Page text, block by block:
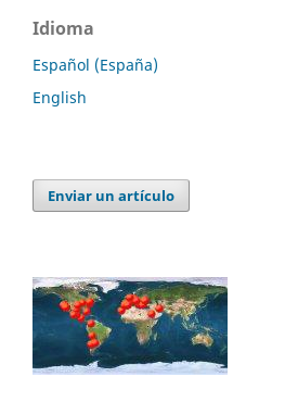
Idioma
Español (España)
English
Enviar un artículo